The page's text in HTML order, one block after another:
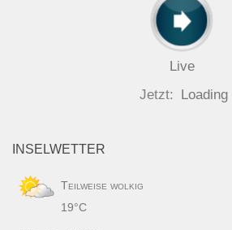
Live
Jetzt:
Loading
INSELWETTER
Teilweise wolkig
19°C